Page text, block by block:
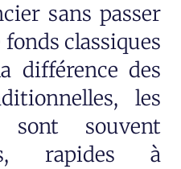
sans passer
fonds classiques
différence des
les
souvent
rapides à